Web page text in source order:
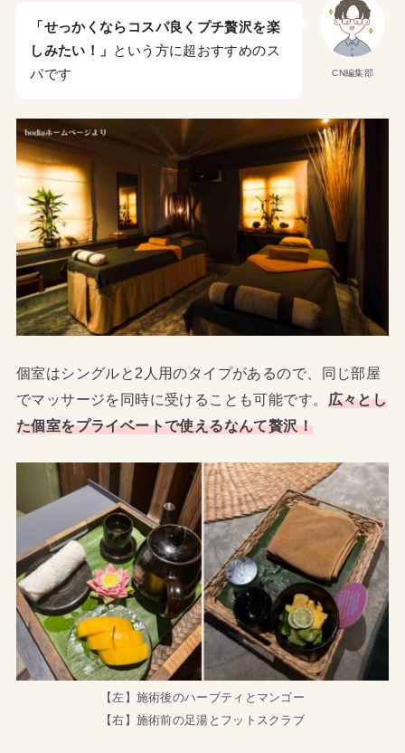
CN編集部
「せっかくならコスパ良くプチ贅沢を楽
しみたい！」 という方に超おすすめのス
パです
個室はシングルと2人用のタイプがあるので、同じ部屋
でマッサージを同時に受けることも可能です。 広々とし
た個室をプライベートで使えるなんて贅沢！
【左】施術後のハーブティとマンゴー
【右】施術前の足湯とフットスクラブ